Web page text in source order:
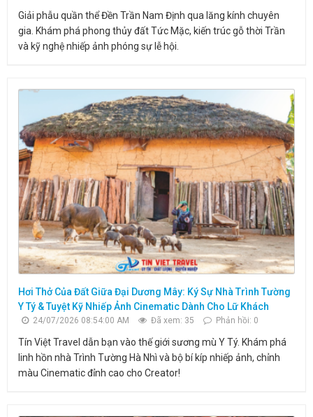
Giải phẫu quần thể Đền Trần Nam Định qua lăng kính chuyên
gia. Khám phá phong thủy đất Tức Mặc, kiến trúc gỗ thời Trần
và kỹ nghệ nhiếp ảnh phóng sự lễ hội.
Hơi Thở Của Đất Giữa Đại Dương Mây: Ký Sự Nhà Trình Tường
Y Tý & Tuyệt Kỹ Nhiếp Ảnh Cinematic Dành Cho Lữ Khách
24/07/2026 08:54:00 AM Đã xem: 35 Phản hồi: 0
Tín Việt Travel dẫn bạn vào thế giới sương mù Y Tý. Khám phá
linh hồn nhà Trình Tường Hà Nhì và bộ bí kíp nhiếp ảnh, chỉnh
màu Cinematic đỉnh cao cho Creator!